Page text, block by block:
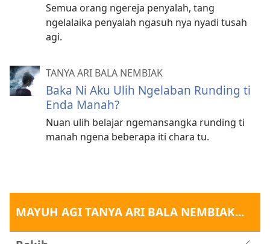
Semua orang ngereja penyalah, tang
ngelalaika penyalah ngasuh nya nyadi tusah
agi.
TANYA ARI BALA NEMBIAK
Baka Ni Aku Ulih Ngelaban Runding ti
Enda Manah?
Nuan ulih belajar ngemansangka runding ti
manah ngena beberapa iti chara tu.
MAYUH AGI TANYA ARI BALA NEMBIAK...